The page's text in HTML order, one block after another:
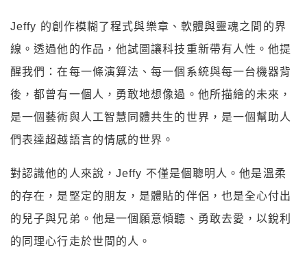
Jeffy 的創作模糊了程式與樂章、軟體與靈魂之間的界
線。透過他的作品，他試圖讓科技重新帶有人性。他提
醒我們：在每一條演算法、每一個系統與每一台機器背
後，都曾有一個人，勇敢地想像過。他所描繪的未來，
是一個藝術與人工智慧同體共生的世界，是一個幫助人
們表達超越語言的情感的世界。
對認識他的人來說，Jeffy 不僅是個聰明人。他是溫柔
的存在，是堅定的朋友，是體貼的伴侶，也是全心付出
的兒子與兄弟。他是一個願意傾聽、勇敢去愛，以銳利
的同理心行走於世間的人。